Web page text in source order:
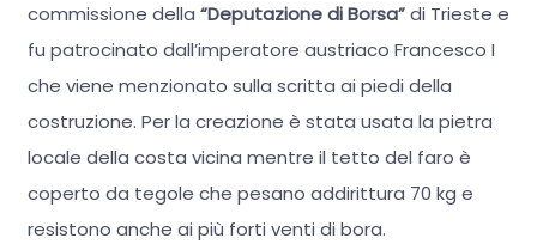
commissione della “Deputazione di Borsa”di Trieste e
fu patrocinato dall’imperatore austriaco Francesco I
che viene menzionato sulla scritta ai piedi della
costruzione. Per la creazione è stata usata la pietra
locale della costa vicina mentre il tetto del faro è
coperto da tegole che pesano addirittura 70 kg e
resistono anche ai più forti venti di bora.